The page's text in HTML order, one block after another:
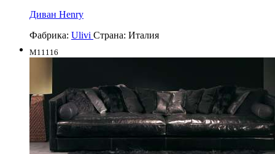
Диван Henry
Фабрика: Ulivi Страна: Италия
M11116